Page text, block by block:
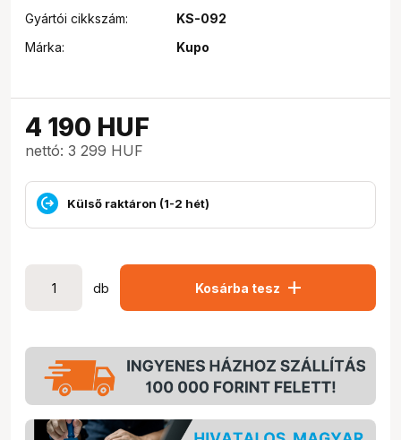
Gyártói cikkszám:
KS-092
Márka:
Kupo
4 190 HUF
nettó: 3 299 HUF
Külső raktáron (1-2 hét)
db Kosárba tesz add